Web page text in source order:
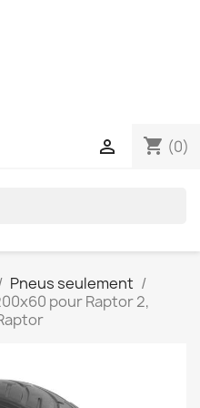
shopping_cart (0)

Pneus seulement
pour Raptor 2,